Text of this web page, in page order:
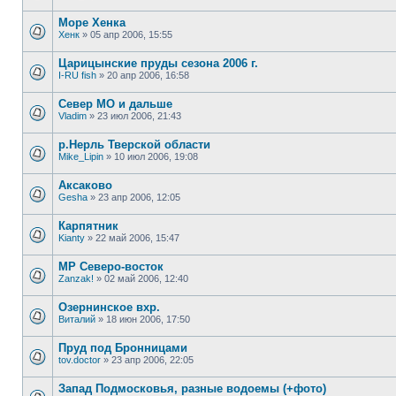
Море Хенка
Хенк » 05 апр 2006, 15:55
Царицынские пруды сезона 2006 г.
I-RU fish » 20 апр 2006, 16:58
Север МО и дальше
Vladim » 23 июл 2006, 21:43
р.Нерль Тверской области
Mike_Lipin » 10 июл 2006, 19:08
Аксаково
Gesha » 23 апр 2006, 12:05
Карпятник
Kianty » 22 май 2006, 15:47
MP Северо-восток
Zanzak! » 02 май 2006, 12:40
Озернинское вхр.
Виталий » 18 июн 2006, 17:50
Пруд под Бронницами
tov.doctor » 23 апр 2006, 22:05
Запад Подмосковья, разные водоемы (+фото)